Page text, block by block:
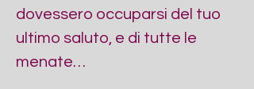
dovessero occuparsi del tuo
ultimo saluto, e di tutte le
menate…